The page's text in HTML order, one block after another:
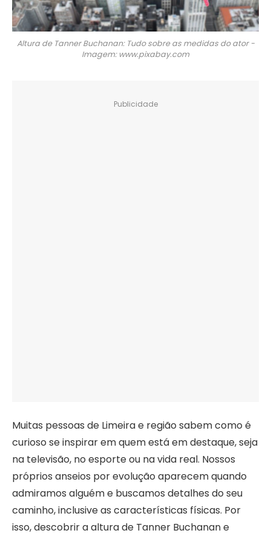
Altura de Tanner Buchanan: Tudo sobre as medidas do ator -
Imagem: www.pixabay.com
Publicidade
Muitas pessoas de Limeira e região sabem como é
curioso se inspirar em quem está em destaque, seja
na televisão, no esporte ou na vida real. Nossos
próprios anseios por evolução aparecem quando
admiramos alguém e buscamos detalhes do seu
caminho, inclusive as características físicas. Por
isso, descobrir a altura de Tanner Buchanan e